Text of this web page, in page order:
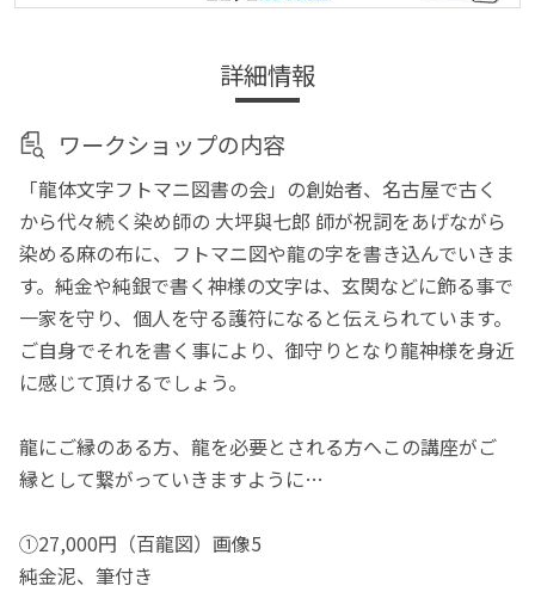
詳細情報
ワークショップの内容
「龍体文字フトマニ図書の会」の創始者、名古屋で古く
から代々続く染め師の 大坪與七郎 師が祝詞をあげながら
染める麻の布に、フトマニ図や龍の字を書き込んでいきま
す。純金や純銀で書く神様の文字は、玄関などに飾る事で
一家を守り、個人を守る護符になると伝えられています。
ご自身でそれを書く事により、御守りとなり龍神様を身近
に感じて頂けるでしょう。
龍にご縁のある方、龍を必要とされる方へこの講座がご
縁として繋がっていきますように…
①27,000円（百龍図）画像5
純金泥、筆付き